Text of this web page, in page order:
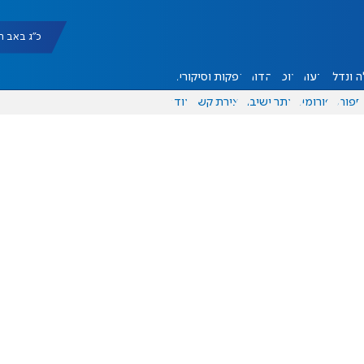
כ"ג באב תשפ"ו
ונדל"ן דעות אוכל יהדות הפקות וסיקורים
ספורט פורומים אתר ישיבה יצירת קשר עוד